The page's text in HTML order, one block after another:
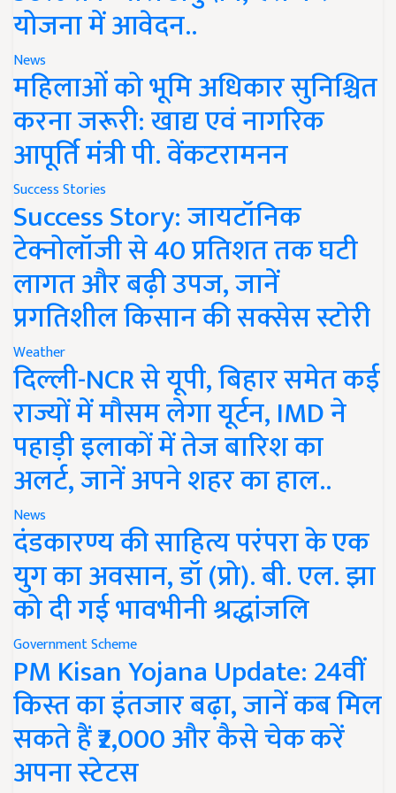
योजना में आवेदन..
News
महिलाओं को भूमि अधिकार सुनिश्चित
करना जरूरी: खाद्य एवं नागरिक
आपूर्ति मंत्री पी. वेंकटरामनन
Success Stories
Success Story: जायटॉनिक
टेक्नोलॉजी से 40 प्रतिशत तक घटी
लागत और बढ़ी उपज, जानें
प्रगतिशील किसान की सक्सेस स्टोरी
Weather
दिल्ली-NCR से यूपी, बिहार समेत कई
राज्यों में मौसम लेगा यूर्टन, IMD ने
पहाड़ी इलाकों में तेज बारिश का
अलर्ट, जानें अपने शहर का हाल..
News
दंडकारण्य की साहित्य परंपरा के एक
युग का अवसान, डॉ (प्रो). बी. एल. झा
को दी गई भावभीनी श्रद्धांजलि
Government Scheme
PM Kisan Yojana Update: 24वीं
किस्त का इंतजार बढ़ा, जानें कब मिल
सकते हैं ₹2,000 और कैसे चेक करें
अपना स्टेटस